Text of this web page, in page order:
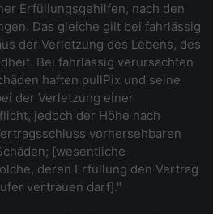
Erfüllungsgehilfen, nach den
Das gleiche gilt bei fahrlässig
der Verletzung des Lebens, des
Bei fahrlässig verursachten
haften pullPix und seine
der Verletzung einer
jedoch der Höhe nach
vorhersehbaren
[wesentliche
deren Erfüllung den Vertrag
vertrauen darf]."